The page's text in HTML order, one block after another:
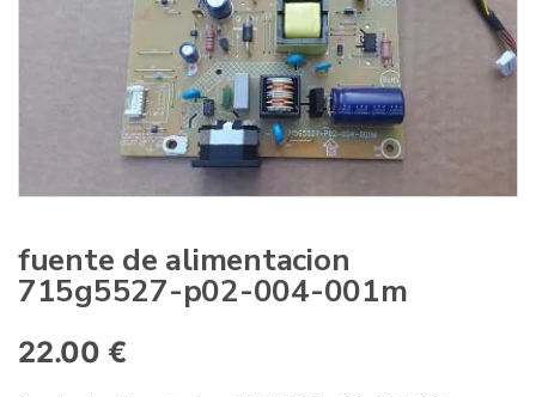
fuente de alimentacion
715g5527-p02-004-001m
22.00 €